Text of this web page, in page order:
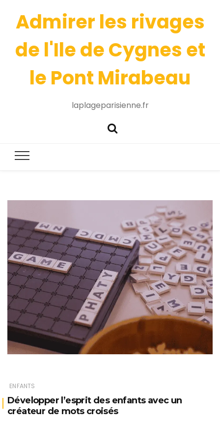
Admirer les rivages
de l'Ile de Cygnes et
le Pont Mirabeau
laplageparisienne.fr
ENFANTS
Développer l’esprit des enfants avec un
créateur de mots croisés